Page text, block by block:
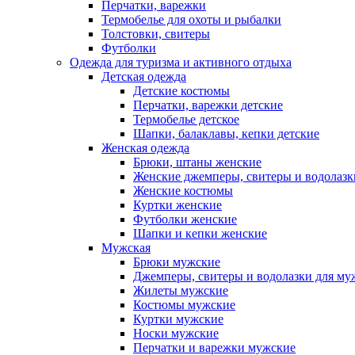
Перчатки, варежки
Термобелье для охоты и рыбалки
Толстовки, свитеры
Футболки
Одежда для туризма и активного отдыха
Детская одежда
Детские костюмы
Перчатки, варежки детские
Термобелье детское
Шапки, балаклавы, кепки детские
Женская одежда
Брюки, штаны женские
Женские джемперы, свитеры и
Женские костюмы
Куртки женские
Футболки женские
Шапки и кепки женские
Мужская
Брюки мужские
Джемперы, свитеры и водолазки для
Жилеты мужские
Костюмы мужские
Куртки мужские
Носки мужские
Перчатки и варежки мужские